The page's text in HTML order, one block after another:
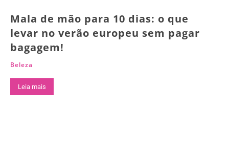
Mala de mão para 10 dias: o que
levar no verão europeu sem pagar
bagagem!
Beleza
Leia mais